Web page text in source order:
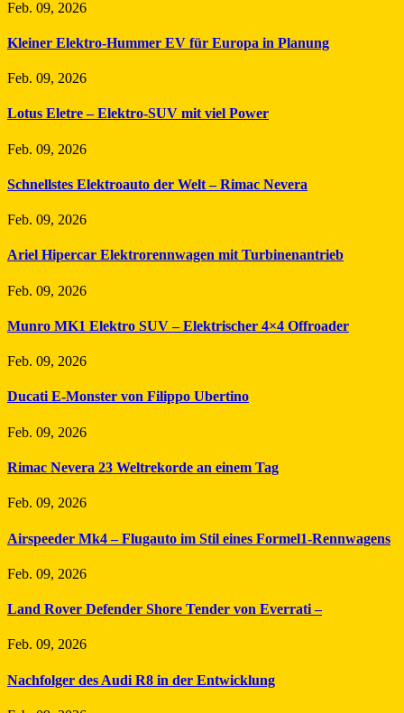
Feb. 09, 2026
Kleiner Elektro-Hummer EV für Europa in Planung
Feb. 09, 2026
Lotus Eletre – Elektro-SUV mit viel Power
Feb. 09, 2026
Schnellstes Elektroauto der Welt – Rimac Nevera
Feb. 09, 2026
Ariel Hipercar Elektrorennwagen mit Turbinenantrieb
Feb. 09, 2026
Munro MK1 Elektro SUV – Elektrischer 4×4 Offroader
Feb. 09, 2026
Ducati E-Monster von Filippo Ubertino
Feb. 09, 2026
Rimac Nevera 23 Weltrekorde an einem Tag
Feb. 09, 2026
Airspeeder Mk4 – Flugauto im Stil eines Formel1-Rennwagens
Feb. 09, 2026
Land Rover Defender Shore Tender von Everrati –
Feb. 09, 2026
Nachfolger des Audi R8 in der Entwicklung